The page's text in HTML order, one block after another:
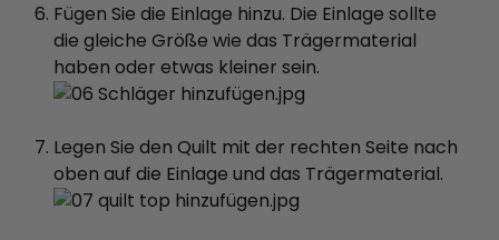
Fügen Sie die Einlage hinzu. Die Einlage sollte
die gleiche Größe wie das Trägermaterial
haben oder etwas kleiner sein.
Legen Sie den Quilt mit der rechten Seite nach
oben auf die Einlage und das Trägermaterial.